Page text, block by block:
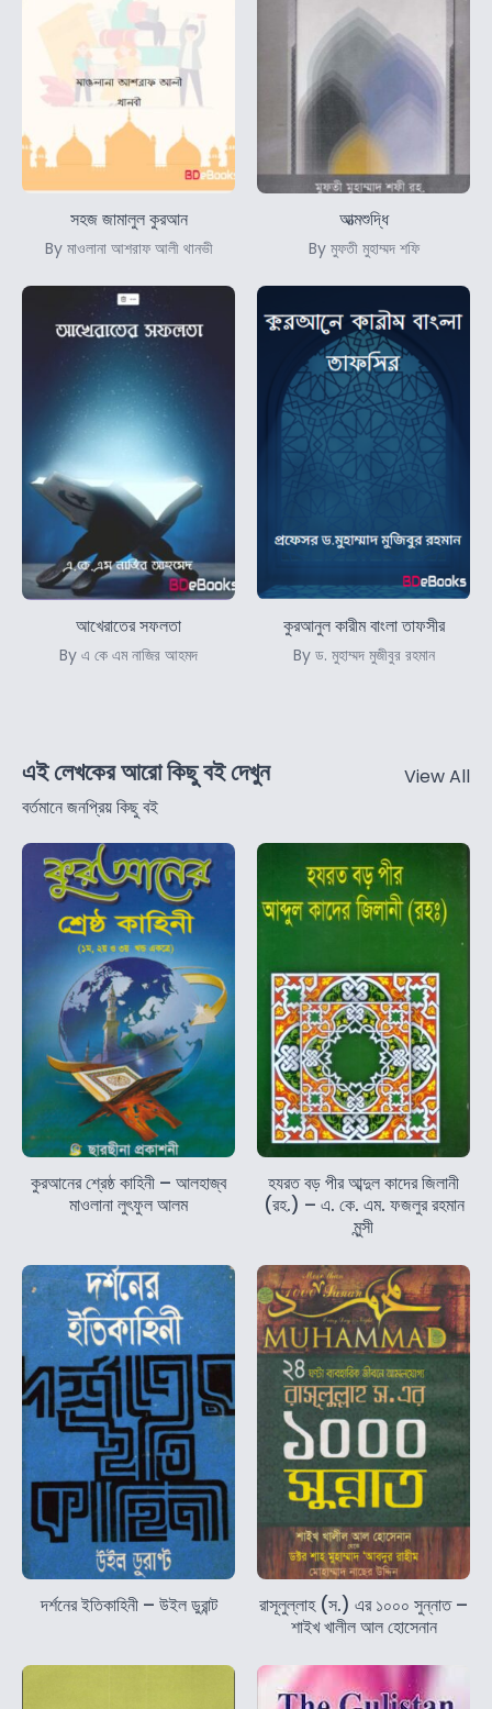
সহজ জামালুল কুরআন
By মাওলানা আশরাফ আলী থানভী
আত্মশুদ্ধি
By মুফতী মুহাম্মদ শফি
আখেরাতের সফলতা
By এ কে এম নাজির আহমদ
কুরআনুল কারীম বাংলা তাফসীর
By ড. মুহাম্মদ মুজীবুর রহমান
এই লেখকের আরো কিছু বই দেখুন
বর্তমানে জনপ্রিয় কিছু বই
View All
কুরআনের শ্রেষ্ঠ কাহিনী – আলহাজ্ব
মাওলানা লুৎফুল আলম
হযরত বড় পীর আব্দুল কাদের জিলানী
(রহ.) – এ. কে. এম. ফজলুর রহমান
মুন্সী
দর্শনের ইতিকাহিনী – উইল ডুরান্ট
রাসূলুল্লাহ (স.) এর ১০০০ সুন্নাত –
শাইখ খালীল আল হোসেনান